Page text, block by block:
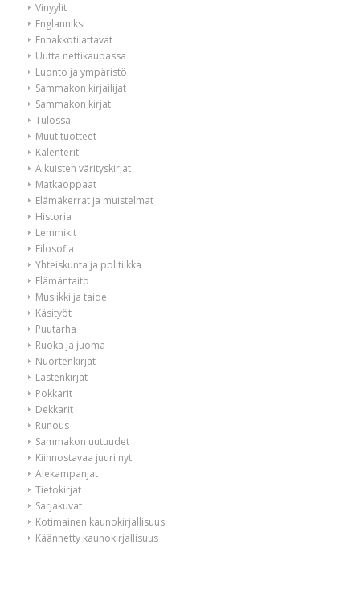
Vinyylit
Englanniksi
Ennakkotilattavat
Uutta nettikaupassa
Luonto ja ympäristö
Sammakon kirjailijat
Sammakon kirjat
Tulossa
Muut tuotteet
Kalenterit
Aikuisten värityskirjat
Matkaoppaat
Elämäkerrat ja muistelmat
Historia
Lemmikit
Filosofia
Yhteiskunta ja politiikka
Elämäntaito
Musiikki ja taide
Käsityöt
Puutarha
Ruoka ja juoma
Nuortenkirjat
Lastenkirjat
Pokkarit
Dekkarit
Runous
Sammakon uutuudet
Kiinnostavaa juuri nyt
Alekampanjat
Tietokirjat
Sarjakuvat
Kotimainen kaunokirjallisuus
Käännetty kaunokirjallisuus